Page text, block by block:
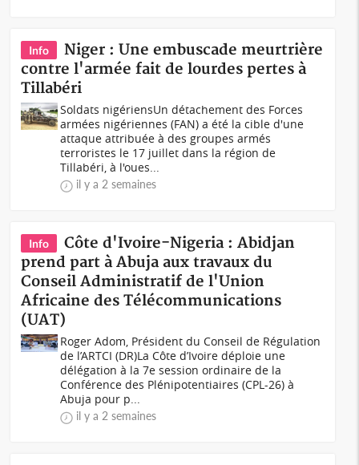
Info
Niger : Une embuscade meurtrière
contre l'armée fait de lourdes pertes à
Tillabéri
Soldats nigériensUn détachement des Forces
armées nigériennes (FAN) a été la cible d'une
attaque attribuée à des groupes armés
terroristes le 17 juillet dans la région de
Tillabéri, à l'oues...
il y a 2 semaines
Info
Côte d'Ivoire-Nigeria : Abidjan
prend part à Abuja aux travaux du
Conseil Administratif de l'Union
Africaine des Télécommunications
(UAT)
Roger Adom, Président du Conseil de Régulation
de l’ARTCI (DR)La Côte d’Ivoire déploie une
délégation à la 7e session ordinaire de la
Conférence des Plénipotentiaires (CPL-26) à
Abuja pour p...
il y a 2 semaines